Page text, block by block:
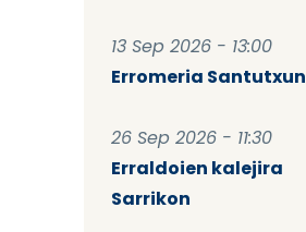
13 Sep 2026 - 13:00
Erromeria Santutxun
26 Sep 2026 - 11:30
Erraldoien kalejira
Sarrikon